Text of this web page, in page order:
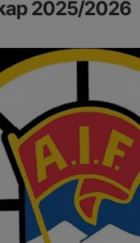
2025/2026